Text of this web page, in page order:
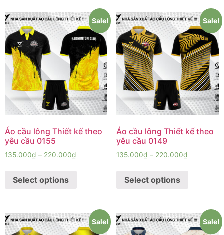
Sale!
Áo cầu lông Thiết kế theo
yêu cầu 0155
135.000₫ – 220.000₫
Select options
Sale!
Áo cầu lông Thiết kế theo
yêu cầu 0149
135.000₫– 220.000₫
Select options
Sale! Sale!